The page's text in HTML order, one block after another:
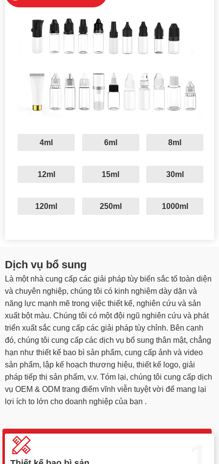
4ml 6ml 8ml
12ml 15ml 30ml
120ml 250ml 1000ml
Dịch vụ bổ sung
Là một nhà cung cấp các giải pháp tùy biến sắc tố toàn diện
và chuyên nghiệp, chúng tôi có kinh nghiệm dày dặn và
năng lực mạnh mẽ trong việc thiết kế, nghiên cứu và sản
xuất bột màu. Chúng tôi có một đội ngũ nghiên cứu và phát
triển xuất sắc cung cấp các giải pháp tùy chỉnh. Bên cạnh
đó, chúng tôi cung cấp các dịch vụ bổ sung thân mật, chẳng
hạn như thiết kế bao bì sản phẩm, cung cấp ảnh và video
sản phẩm, lập kế hoạch thương hiệu, thiết kế logo, giải
pháp tiếp thị sản phẩm, v.v. Tóm lại, chúng tôi cung cấp dịch
vụ OEM & ODM trang điểm vĩnh viễn tuyệt vời để mang lại
lợi ích to lớn cho doanh nghiệp của bạn .